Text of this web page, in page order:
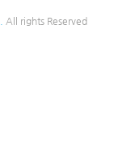
All rights Reserved